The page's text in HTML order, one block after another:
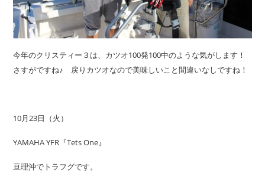
求人情報 会社概要
今年のクリスティー３は、カツオ100発100中のような気がします！
さすがですね♪ 戻りカツオなので美味しいこと間違いなしですね！
10月23日（火）
YAMAHA YFR『Tets One』
亘理沖でトラフグです。